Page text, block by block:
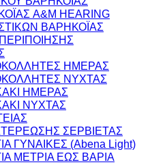
A&M HEARING
ΒΑΡΗΚΟΪΑΣ
ΗΜΕΡΑΣ
ΝΥΧΤΑΣ
ΗΜΕΡΑΣ
ΝΥΧΤΑΣ
ΣΕΡΒΙΕΤΑΣ
ΓΥΝΑΙΚΕΣ (Abena Light)
ΜΕΤΡΙΑ ΕΩΣ ΒΑΡΙΑ